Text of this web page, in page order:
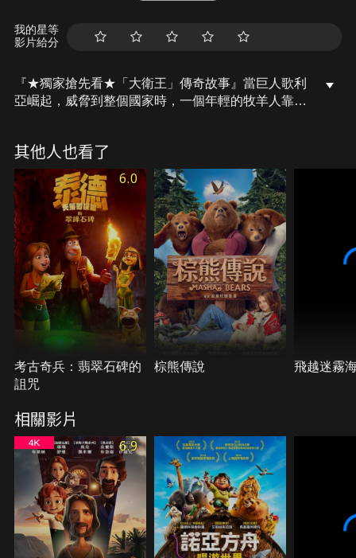
我的星等
影片給分
『★獨家搶先看★「大衛王」傳奇故事』當巨人歌利
亞崛起，威脅到整個國家時，一個年輕的牧羊人靠著
著忠誠、愛與信仰的冒險旅程。最終，他不僅要為王
冠而戰，更要為國家的命運而戰。
其他人也看了
6.0
考古奇兵：翡翠石碑的
詛咒
棕熊傳說 飛越迷霧
相關影片
6.9